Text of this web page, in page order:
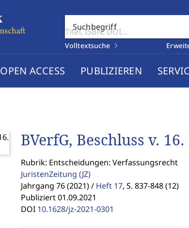
Suchbegriff
Volltextsuche
OPEN ACCESS PUBLIZIEREN
BVerfG, Beschluss v.
Rubrik: Entscheidungen: Verfassungsrecht
JuristenZeitung (JZ)
Jahrgang 76 (2021) / Heft 17, S. 837-848 (12)
Publiziert 01.09.2021
DOI 10.1628/jz-2021-0301